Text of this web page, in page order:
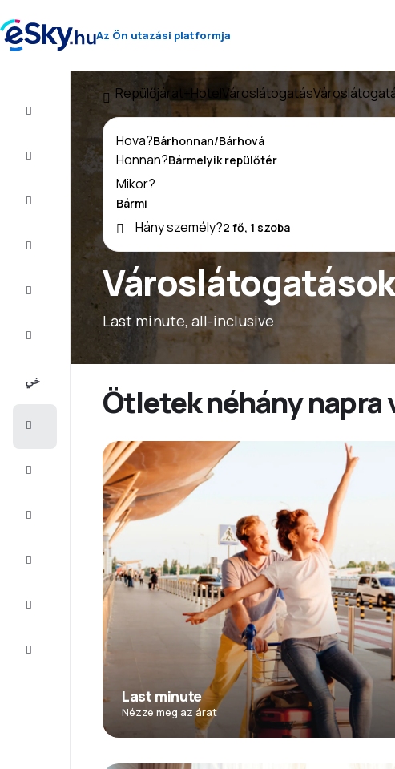
Az Ön utazási platformja
Repülőjegy
Ügyfélszolgálat
Repülőjárat+Hotel Városlátogatás
Last minute, all-inclusive
Hova?
Honnan?
Mikor?
Hány személy?
Ötletek néhány napra
Last minute
Nézze meg az árat